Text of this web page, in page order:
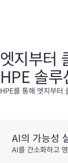
엣지부터
HPE 솔루
HPE를 통해 엣지부터
AI의 가능성
AI를 간소화하고